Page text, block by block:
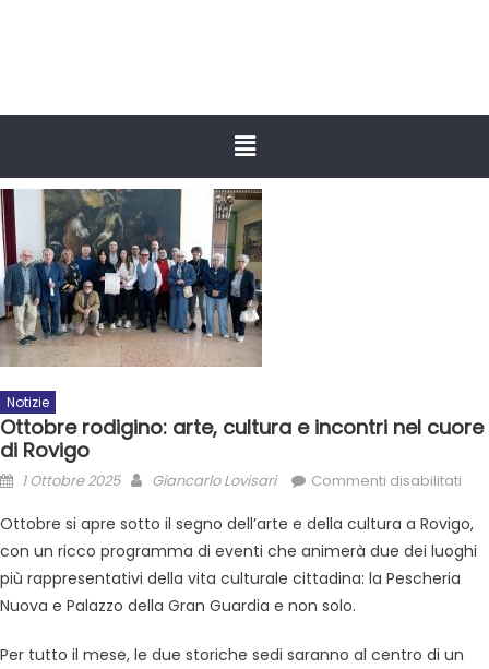
Notizie
Ottobre rodigino: arte, cultura e incontri nel cuore
di Rovigo
1 Ottobre 2025 Giancarlo Lovisari Commenti disabilitati
Ottobre si apre sotto il segno dell’arte e della cultura a Rovigo,
con un ricco programma di eventi che animerà due dei luoghi
più rappresentativi della vita culturale cittadina: la Pescheria
Nuova e Palazzo della Gran Guardia e non solo.
Per tutto il mese, le due storiche sedi saranno al centro di un